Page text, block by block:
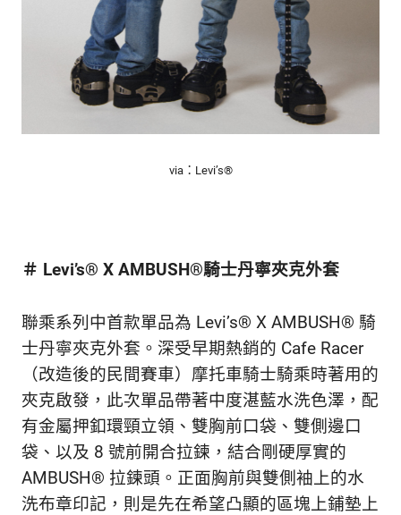
via：Levi’s®
＃ Levi’s® X AMBUSH®騎士丹寧夾克外套
聯乘系列中首款單品為 Levi’s® X AMBUSH® 騎
士丹寧夾克外套。深受早期熱銷的 Cafe Racer
（改造後的民間賽車）摩托車騎士騎乘時著用的
夾克啟發，此次單品帶著中度湛藍水洗色澤，配
有金屬押釦環頸立領、雙胸前口袋、雙側邊口
袋、以及 8 號前開合拉鍊，結合剛硬厚實的
AMBUSH® 拉鍊頭。正面胸前與雙側袖上的水
洗布章印記，則是先在希望凸顯的區塊上鋪墊上